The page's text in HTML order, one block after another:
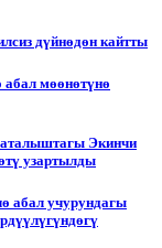
дүйнөдөн кайтты
мөөнөтүнө
аталыштагы Экинчи
узартылды
абал учурундагы